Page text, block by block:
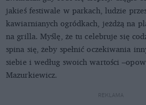
jakieś festiwale w parkach, ludzie
kawiarnianych ogródkach, jeżdżą na
na grilla. Myślę, że tu celebruje się
spina się, żeby spełnić oczekiwania
siebie i według swoich wartości
Mazurkiewicz.
REKLAMA